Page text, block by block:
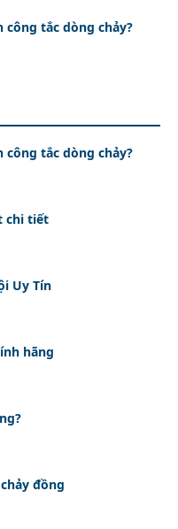
công tắc dòng chảy?
công tắc dòng chảy?
chi tiết
Uy Tín
hãng
đồng